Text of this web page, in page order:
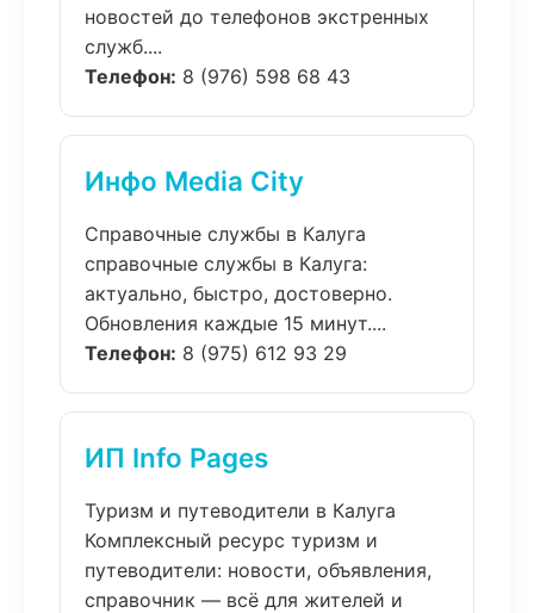
новостей до телефонов экстренных
служб....
Телефон: 8 (976) 598 68 43
Инфо Media City
Справочные службы в Калуга
справочные службы в Калуга:
актуально, быстро, достоверно.
Обновления каждые 15 минут....
Телефон: 8 (975) 612 93 29
ИП Info Pages
Туризм и путеводители в Калуга
Комплексный ресурс туризм и
путеводители: новости, объявления,
справочник — всё для жителей и